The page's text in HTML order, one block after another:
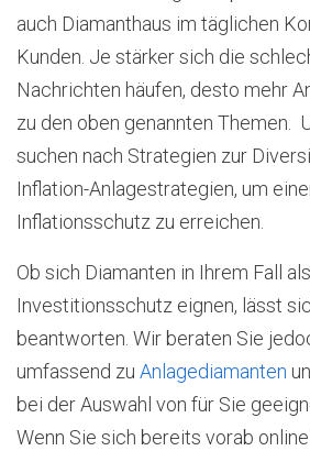
auch Diamanthaus im täglichen
Kunden. Je stärker sich die
Nachrichten häufen, desto mehr
zu den oben genannten Themen.
suchen nach Strategien zur
Inflation-Anlagestrategien, um
Inflationsschutz zu erreichen.
Ob sich Diamanten in Ihrem Fall
Investitionsschutz eignen, lässt
beantworten. Wir beraten Sie
umfassend zu Anlagediamanten
bei der Auswahl von für Sie
Wenn Sie sich bereits vorab